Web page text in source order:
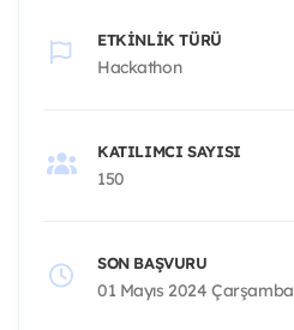
ETKINLIK TÜRÜ
Hackathon
KATILIMCI SAYISI
150
SON BAŞVURU
01 Mayıs 2024 Çarşamba